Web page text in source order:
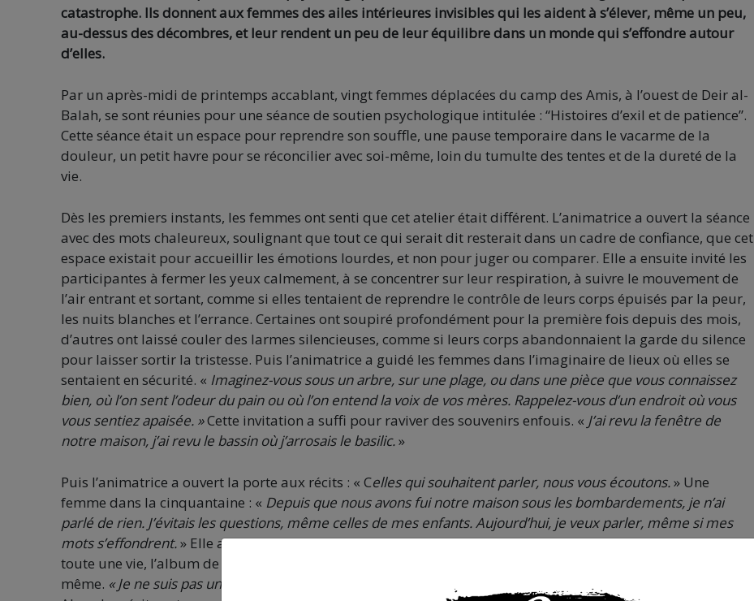
catastrophe. Ils donnent aux femmes des ailes intérieures invisibles qui les aident à s’élever, même un peu,
au-dessus des décombres, et leur rendent un peu de leur équilibre dans un monde qui s’effondre autour
d’elles.
Par un après-midi de printemps accablant, vingt femmes déplacées du camp des Amis, à l’ouest de Deir al-
Balah, se sont réunies pour une séance de soutien psychologique intitulée : “Histoires d’exil et de patience”.
Cette séance était un espace pour reprendre son souffle, une pause temporaire dans le vacarme de la
douleur, un petit havre pour se réconcilier avec soi-même, loin du tumulte des tentes et de la dureté de la
vie.
Dès les premiers instants, les femmes ont senti que cet atelier était différent. L’animatrice a ouvert la séance
avec des mots chaleureux, soulignant que tout ce qui serait dit resterait dans un cadre de confiance, que cet
espace existait pour accueillir les émotions lourdes, et non pour juger ou comparer. Elle a ensuite invité les
participantes à fermer les yeux calmement, à se concentrer sur leur respiration, à suivre le mouvement de
l’air entrant et sortant, comme si elles tentaient de reprendre le contrôle de leurs corps épuisés par la peur,
les nuits blanches et l’errance. Certaines ont soupiré profondément pour la première fois depuis des mois,
d’autres ont laissé couler des larmes silencieuses, comme si leurs corps abandonnaient la garde du silence
pour laisser sortir la tristesse. Puis l’animatrice a guidé les femmes dans l’imaginaire de lieux où elles se
sentaient en sécurité. « Imaginez-vous sous un arbre, sur une plage, ou dans une pièce que vous connaissez
bien, où l’on sent l’odeur du pain ou où l’on entend la voix de vos mères. Rappelez-vous d’un endroit où vous
vous sentiez apaisée. »Cette invitation a suffi pour raviver des souvenirs enfouis. « J’ai revu la fenêtre de
notre maison, j’ai revu le bassin où j’arrosais le basilic.»
Puis l’animatrice a ouvert la porte aux récits : « Celles qui souhaitent parler, nous vous écoutons.» Une
femme dans la cinquantaine : « Depuis que nous avons fui notre maison sous les bombardements, je n’ai
parlé de rien. J’évitais les questions, même celles de mes enfants. Aujourd’hui, je veux parler, même si mes
mots s’effondrent.» Elle a raconté le moment de l’exil, comment elle avait laissé derrière elle les meubles de
toute une vie, l’album de photos de sa fille décédée, et ce sentiment tenace de ne plus se reconnaître elle-
même. « Je ne suis pas une héroïne, mais je suis toujours debout.